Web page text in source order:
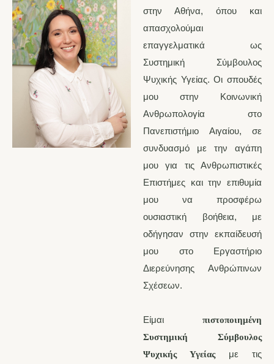
στην Αθήνα, όπου και
απασχολούμαι
επαγγελματικά ως
Συστημική Σύμβουλος
Ψυχικής Υγείας. Οι σπουδές
μου στην Κοινωνική
Ανθρωπολογία στο
Πανεπιστήμιο Αιγαίου, σε
συνδυασμό με την αγάπη
μου για τις Ανθρωπιστικές
Επιστήμες και την επιθυμία
μου να προσφέρω
ουσιαστική βοήθεια, με
οδήγησαν στην εκπαίδευσή
μου στο Εργαστήριο
Διερεύνησης Ανθρώπινων
Σχέσεων.
Είμαι πιστοποιημένη
Συστημική Σύμβουλος
Ψυχικής Υγείαςμε τις